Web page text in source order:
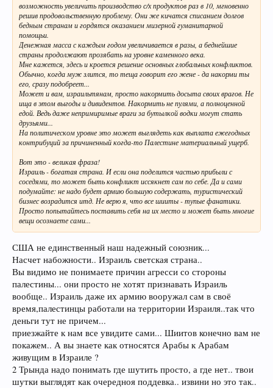
возможность увеличить производство с/х продуктов раз в 10, мгновенно
решив продовольственную проблему. Они же кичатся списанием долгов
бедным странам и гордятся оказанием мизерной гуманитарной
помощьи.
Денежная масса с каждым годом увеличивается в разы, а беднейшие
страны продолжают прозябать на уровне каменного века.
Мне кажется, здесь и кроется решение основных глобальных конфликтов.
Обычно, когда муж злится, то теща говорит его жене - да накорми ты
его, сразу подобреет...
Может и вам, израильтянам, просто накормить досыта своих врагов. Не
ища в этом выгоды и дивидентов. Накормить не пулями, а полноценной
едой. Ведь даже непримиримые враги за бутылкой водки могут стать
друзьями...
На политическом уровне это может выглядеть как выплата ежегодных
контрибуций за причиненный когда-то Палестине материальный ущерб.
Вот это - великая фраза!
Израиль - богатая страна. И если она поделится частью прибыли с
соседями, то может быть конфликт иссякнет сам по себе. Да и сами
подумайте: не надо будет армию большую содержать, туристический
бизнес возрадится итд. Не верю я, что все шииты - тупые фанатики.
Просто попытайтесь поставить себя на их место и может быть многие
вещи осознаете сами...
США не единственный наш надежный союзник...​
Насчет набожности.. Израиль светская страна..​
Вы видимо не понимаете причин агресси со стороны
палестины... они просто не хотят признавать Израиль
вообще.. Израиль даже их армию вооружал сам в своё
время,палестинцы работали на территории Израиля..так что
деньги тут не причем...​
приезжайте к нам все увидите сами... Шиитов конечно вам не
покажем.. А вы знаете как относятся Арабы к Арабам
живущим в Израиле ?​
2 Трында надо понимать где шутить просто, а где нет.. твои
шутки выглядят как очередноя поддевка.. извини но это так.. ​